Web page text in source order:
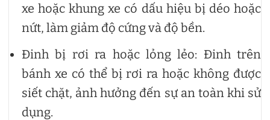
xe hoặc khung xe có dấu hiệu bị déo hoặc
nứt, làm giảm độ cứng và độ bền.
Đinh bị rơi ra hoặc lỏng lẻo: Đinh trên
bánh xe có thể bị rơi ra hoặc không được
siết chặt, ảnh hưởng đến sự an toàn khi sử
dụng.